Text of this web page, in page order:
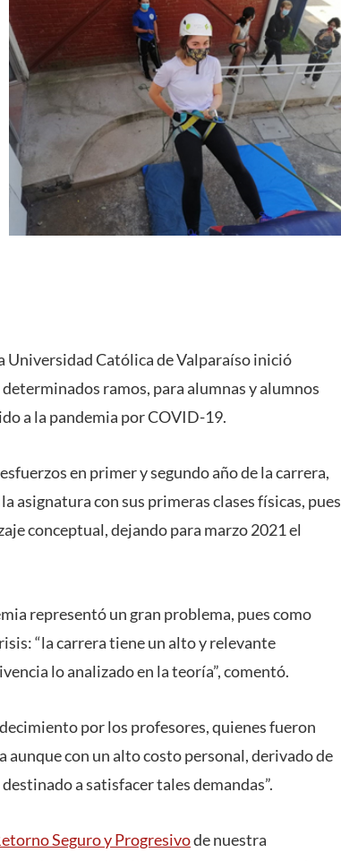
Universidad Católica de Valparaíso inició
ramos, para alumnas y alumnos
a la pandemia por COVID-19.
en primer y segundo año de la carrera,
asignatura con sus primeras clases físicas, pues
conceptual, dejando para marzo 2021 el
representó un gran problema, pues como
“la carrera tiene un alto y relevante
lo analizado en la teoría”, comentó.
por los profesores, quienes fueron
aunque con un alto costo personal, derivado de
a satisfacer tales demandas”.
Seguro y Progresivode nuestra